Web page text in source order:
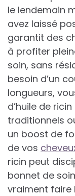
le lendemain
avez laissé
garantit des
à profiter
soin, sans
besoin d’un
longueurs,
d’huile de
traditionnels
un boost de
de vos
ricin peut
bonnet de
vraiment